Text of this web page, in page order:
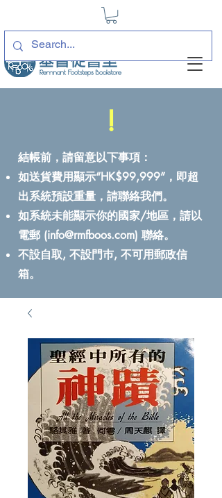
!
結帳前，請留意以下事項：
如送貨費用顯示“HK$99,999”，即超
出系統預設重量，請聯絡我們。
如系統未能顯示你的國家/地區，請以
電郵 (info@rmfboos.com) 聯絡。
不設自取, 不設門巿, 不可用郵政信
箱。